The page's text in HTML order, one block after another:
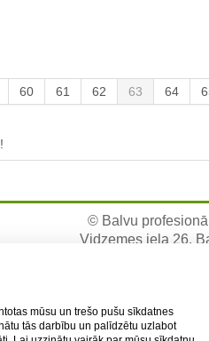
60 61 62 63 64
© Balvu
Vidzemes iela 26,
mūsu un trešo pušu sīkdatnes
tās darbību un palīdzētu uzlabot